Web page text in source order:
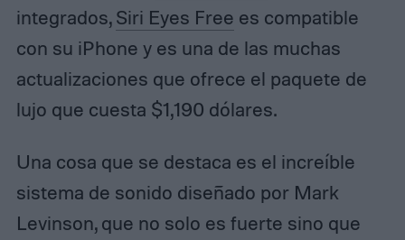
integrados,Siri Eyes Free es compatible
con su iPhone y es una de las muchas
actualizaciones que ofrece el paquete de
lujo que cuesta $1,190 dólares.
Una cosa que se destaca es el increíble
sistema de sonido diseñado por Mark
Levinson, que no solo es fuerte sino que